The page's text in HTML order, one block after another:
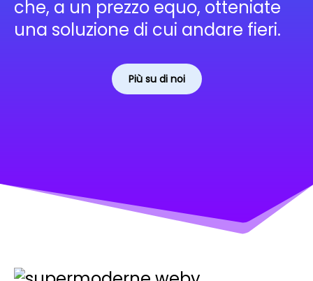
che, a un prezzo equo, otteniate
una soluzione di cui andare fieri.
Più su di noi